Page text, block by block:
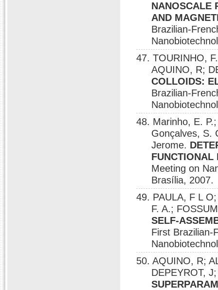
NANOSCALE
AND
Brazilian-
47. TOURINHO,
AQUINO, R;
COLLOIDS:
Brazilian-
48. Marinho, E.
Gonçalves, S.
Jerome.
FUNCTIONAL
Meeting on
Brasília, 2007.
49. PAULA, F L
F. A.;
SELF-
First Brazilian-
50. AQUINO, R;
DEPEYROT,